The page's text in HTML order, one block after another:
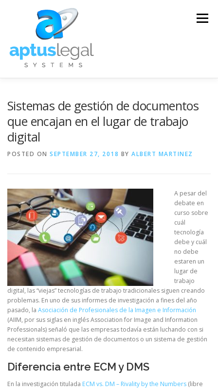
Menu
SOPORTE TÉCNICO
Sistemas de gestión de documentos
que encajan en el lugar de trabajo
digital
POSTED ON SEPTEMBER 27, 2018 BY ALBERT MARTINEZ
A pesar del
debate en
curso sobre
cuál
tecnología
debe y cuál
no debe
estaren un
lugar de
trabajo
digital, las “viejas” tecnologías de trabajo tradicionales siguen creando
problemas. En uno de sus informes de investigación a fines del año
pasado, la Asociación de Profesionales de la Imagen e Información
(AIIM, por sus siglas en inglés Association for Image and Information
Professionals) señaló que las empresas todavía están luchando con si
necesitan sistemas de gestión de documentos o un sistema de gestión
de contenido empresarial.
Diferencia entre ECM y DMS
En la investigación titulada ECM vs. DM – Rivality by the Numbers (libre